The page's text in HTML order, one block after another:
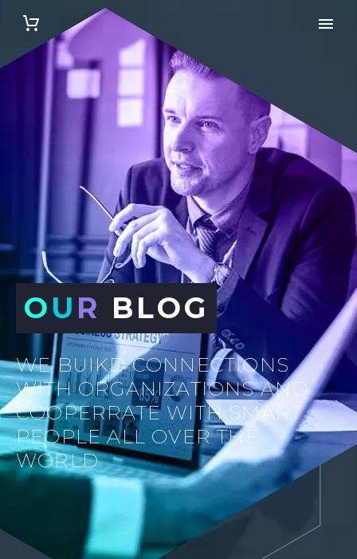
OU R BLOG
WE BUIKD CONNECTIONS
WITH ORGANIZATIONS AND
COOPERRATE WITH SMART
PEOPLE ALL OVER THE
WORLD